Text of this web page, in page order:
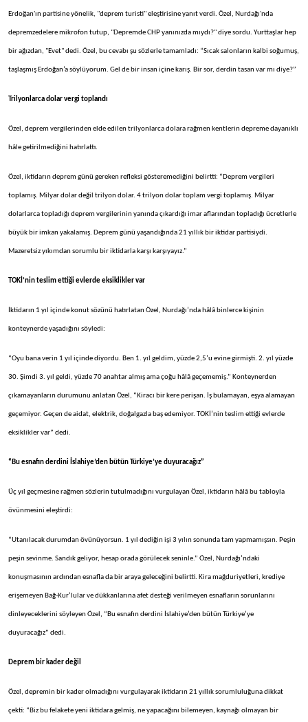
Erdoğan'ın partisine yönelik, "deprem turisti" eleştirisine yanıt verdi. Özel, Nurdağı'nda
depremzedelere mikrofon tutup, "Depremde CHP yanınızda mıydı?" diye sordu. Yurttaşlar hep
bir ağızdan, "Evet" dedi. Özel, bu cevabı şu sözlerle tamamladı: “Sıcak salonların kalbi soğumuş,
taşlaşmış Erdoğan’a söylüyorum. Gel de bir insan içine karış. Bir sor, derdin tasan var mı diye?”
Trilyonlarca dolar vergi toplandı
Özel, deprem vergilerinden elde edilen trilyonlarca dolara rağmen kentlerin depreme dayanıklı
hâle getirilmediğini hatırlattı.
Özel, iktidarın deprem günü gereken refleksi gösteremediğini belirtti: “Deprem vergileri
toplamış. Milyar dolar değil trilyon dolar. 4 trilyon dolar toplam vergi toplamış. Milyar
dolarlarca topladığı deprem vergilerinin yanında çıkardığı imar aflarından topladığı ücretlerle
büyük bir imkan yakalamış. Deprem günü yaşandığında 21 yıllık bir iktidar partisiydi.
Mazeretsiz yıkımdan sorumlu bir iktidarla karşı karşıyayız.”
TOKİ’nin teslim ettiği evlerde eksiklikler var
İktidarın 1 yıl içinde konut sözünü hatırlatan Özel, Nurdağı’nda hâlâ binlerce kişinin
konteynerde yaşadığını söyledi:
“Oyu bana verin 1 yıl içinde diyordu. Ben 1. yıl geldim, yüzde 2,5’u evine girmişti. 2. yıl yüzde
30. Şimdi 3. yıl geldi, yüzde 70 anahtar almış ama çoğu hâlâ geçememiş.” Konteynerden
çıkamayanların durumunu anlatan Özel, “Kiracı bir kere perişan. İş bulamayan, eşya alamayan
geçemiyor. Geçen de aidat, elektrik, doğalgazla baş edemiyor. TOKİ’nin teslim ettiği evlerde
eksiklikler var” dedi.
“Bu esnafın derdini İslahiye’den bütün Türkiye’ye duyuracağız”
Üç yıl geçmesine rağmen sözlerin tutulmadığını vurgulayan Özel, iktidarın hâlâ bu tabloyla
övünmesini eleştirdi:
“Utanılacak durumdan övünüyorsun. 1 yıl dediğin işi 3 yılın sonunda tam yapmamışsın. Peşin
peşin sevinme. Sandık geliyor, hesap orada görülecek seninle.” Özel, Nurdağı’ndaki
konuşmasının ardından esnafla da bir araya geleceğini belirtti. Kira mağduriyetleri, krediye
erişemeyen Bağ-Kur’lular ve dükkanlarına afet desteği verilmeyen esnafların sorunlarını
dinleyeceklerini söyleyen Özel, “Bu esnafın derdini İslahiye’den bütün Türkiye’ye
duyuracağız” dedi.
Deprem bir kader değil
Özel, depremin bir kader olmadığını vurgulayarak iktidarın 21 yıllık sorumluluğuna dikkat
çekti: “Biz bu felakete yeni iktidara gelmiş, ne yapacağını bilemeyen, kaynağı olmayan bir